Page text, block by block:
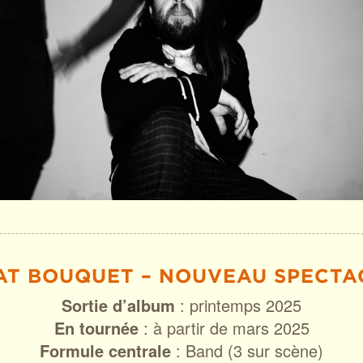
BOUQUET – NOUVEAU
Sortie d’album : printemps 2025
En tournée: à partir de mars 2025
Formule centrale : Band (3 sur scène)